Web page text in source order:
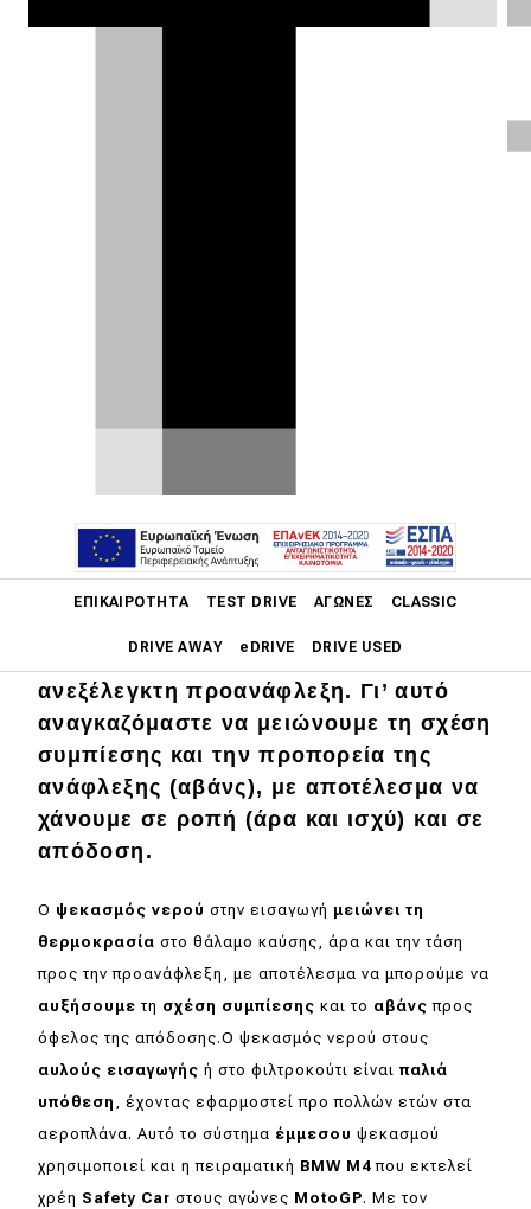
ΕΠΙΚΑΙΡΌΤΗΤΑ TEST DRIVE ΑΓΏΝΕΣ CLASSIC
DRIVE AWAY eDRIVE DRIVE USED
Main navigation
Επικαιρότητα
Νέα μοντέλα
Πρωτότυπα
Κόσμος
Τεχνολογία
Ασφάλεια
Αγορά
Απόψεις
Test Drive
Ο βασικός λόγος που οι κινητήρες
βενζίνης δεν έχουν την ενεργειακή
είναι η τάση της βενζίνης προς την
ανεξέλεγκτη προανάφλεξη. Γι’ αυτό
αναγκαζόμαστε να μειώνουμε τη σχέση
συμπίεσης και την προπορεία της
ανάφλεξης (αβάνς), με αποτέλεσμα να
χάνουμε σε ροπή (άρα και ισχύ) και σε
απόδοση.
Ο ψεκασμός νερού στην εισαγωγή μειώνει τη
θερμοκρασία στο θάλαμο καύσης, άρα και την τάση
προς την προανάφλεξη, με αποτέλεσμα να μπορούμε να
αυξήσουμε τη σχέση συμπίεσης και το αβάνς προς
όφελος της απόδοσης.Ο ψεκασμός νερού στους
αυλούς εισαγωγής ή στο φιλτροκούτι είναι παλιά
υπόθεση , έχοντας εφαρμοστεί προ πολλών ετών στα
αεροπλάνα. Αυτό το σύστημα έμμεσου ψεκασμού
χρησιμοποιεί και η πειραματική BMW M 4 που εκτελεί
χρέη Safety Car στους αγώνες MotoGP. Με τον